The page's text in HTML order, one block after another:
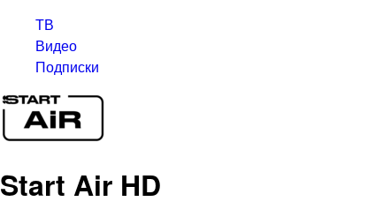
ТВ
Видео
Подписки
Start Air HD